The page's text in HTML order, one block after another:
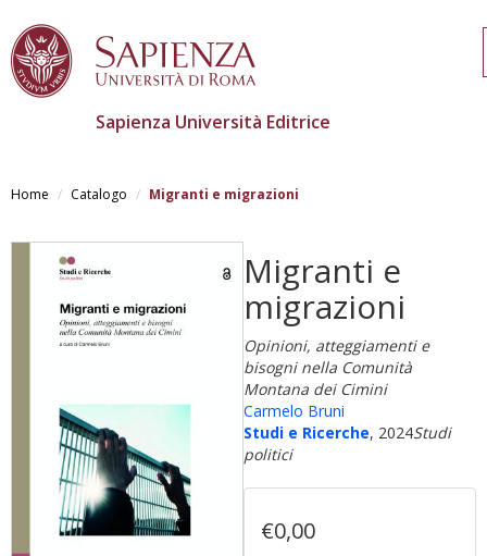
contenuto
Sapienza Università Editrice
Home Catalogo Migranti e migrazioni
Migranti e
migrazioni
Opinioni, atteggiamenti e
bisogni nella Comunità
Montana dei Cimini
Carmelo Bruni
Studi e Ricerche, 2024Studi
politici
€0,00